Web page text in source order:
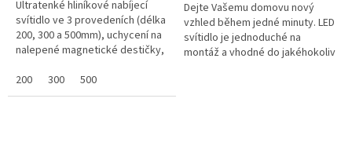
Ultratenké hliníkové nabíjecí
svítidlo ve 3 provedeních (délka
200, 300 a 500mm), uchycení na
nalepené magnetické destičky,
jednoduché a rychlé...
200 300 500
Dejte Vašemu domovu nový
vzhled během jedné minuty. LED
svítidlo je jednoduché na
montáž a vhodné do jakéhokoliv